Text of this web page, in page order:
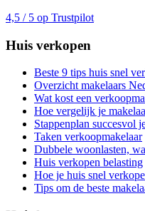
4,5 / 5 op Trustpilot
Huis verkopen
Beste 9 tips huis snel
Overzicht makelaars
Wat kost een
Hoe vergelijk je
Stappenplan succesvol
Taken verkoopmakelaar
Dubbele woonlasten,
Huis verkopen belasting
Hoe je huis snel
Tips om de beste